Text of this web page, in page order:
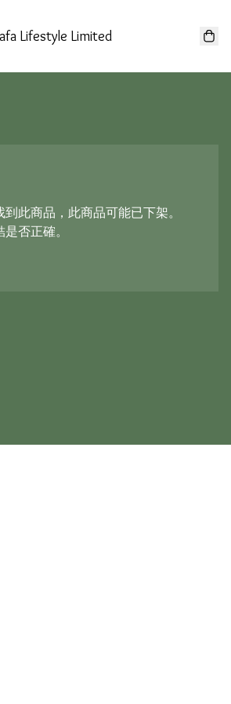
Lifestyle Limited
此商品，此商品可能已下架。
否正確。